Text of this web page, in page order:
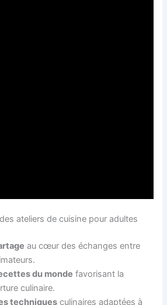
ateliers de cuisine pour adultes
au cœur des échanges entre
du monde favorisant la
culinaire.
techniques culinaires adaptées à